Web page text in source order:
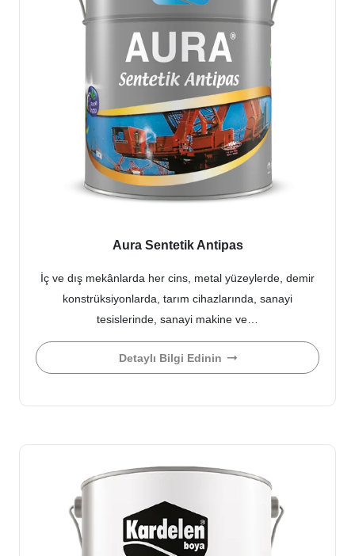
Aura Sentetik Antipas
İç ve dış mekânlarda her cins, metal yüzeylerde, demir
konstrüksiyonlarda, tarım cihazlarında, sanayi
tesislerinde, sanayi makine ve…
Detaylı Bilgi Edinin